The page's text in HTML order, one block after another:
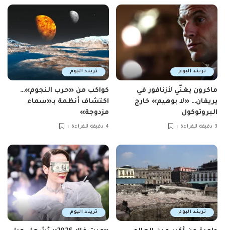
تريند اليوم
ماكرون يغنّي لأزنافور في
يريفان… «لا بوهيم» خارج
البروتوكول
3 دقيقة للقراءة
تريند اليوم
كواكب من «حرب النجوم»…
اكتشاف أنظمة بـ«سماء
مزدوجة»
4 دقيقة للقراءة
تريند اليوم تريند اليوم